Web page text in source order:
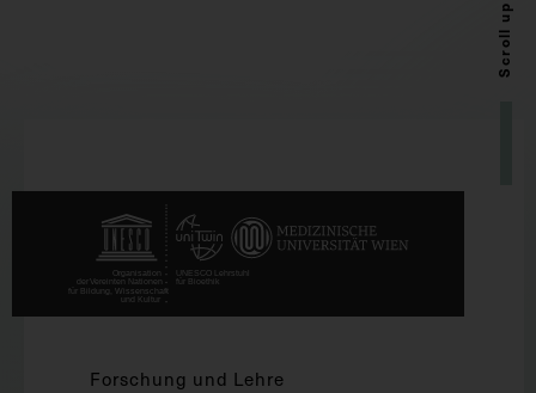
Scroll up
Forschung und Lehre